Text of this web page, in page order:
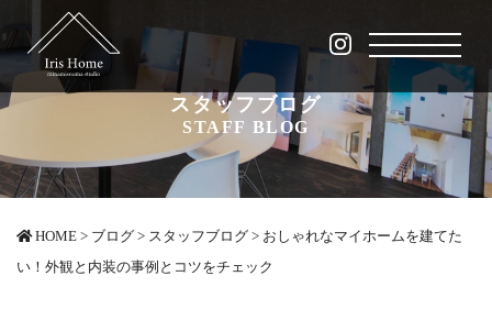
スタッフブログ
STAFF BLOG
HOME > ブログ > スタッフブログ > おしゃれなマイホームを建てた
い！外観と内装の事例とコツをチェック